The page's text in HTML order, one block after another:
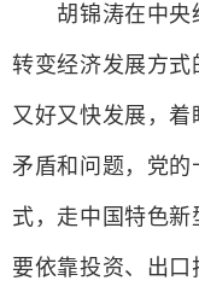
胡锦涛在中央
转变经济发展方
又好又快发展，
矛盾和问题，党
式，走中国特色
要依靠投资、出